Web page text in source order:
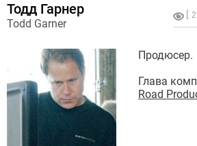
Тодд Гарнер
Todd Garner
Продюсер.
Глава
Road